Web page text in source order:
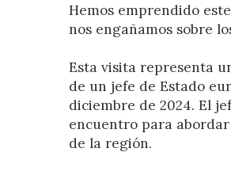
Hemos emprendido este
nos engañamos sobre
Esta visita representa
de un jefe de Estado
diciembre de 2024. El
encuentro para
de la región.